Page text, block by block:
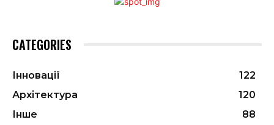
CATEGORIES
Інновації
122
Архітектура
120
Інше
88